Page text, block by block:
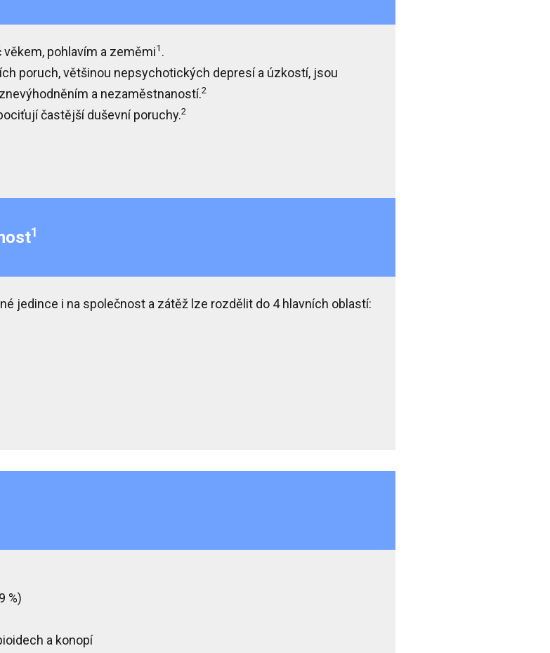
věkem, pohlavím a zeměmi1 .
poruch, většinou nepsychotických depresí a úzkostí, jsou
a nezaměstnaností.2
častější duševní poruchy.2
1
jedince i na společnost a zátěž lze rozdělit do 4 hlavních oblastí:
%)
a konopí